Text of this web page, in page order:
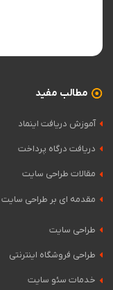
مطالب مفید
آموزش دریافت اینماد
دریافت درگاه پرداخت
مقالات طراحی سایت
مقدمه ای بر طراحی سایت
طراحی سایت
طراحی فروشگاه اینترنتی
خدمات سئو سایت